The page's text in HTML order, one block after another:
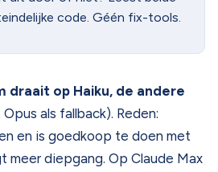
code. Géén fix-tools.
draait op Haiku, de andere
als fallback). Reden:
en is goedkoop te doen met
meer diepgang. Op Claude Max